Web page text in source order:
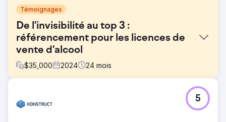
Témoignages
De l'invisibilité au top 3 :
référencement pour les licences de
vente d'alcool
$35,000 2024 24 mois
Ce client possédait un site web, mais celui-ci ne générait
pas de chiffre d'affaires. Il était totalement absent des
5